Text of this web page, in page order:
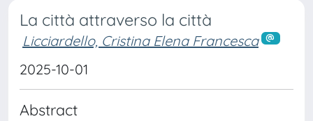
La città attraverso la città
Licciardello, Cristina Elena Francesca
2025-10-01
Abstract